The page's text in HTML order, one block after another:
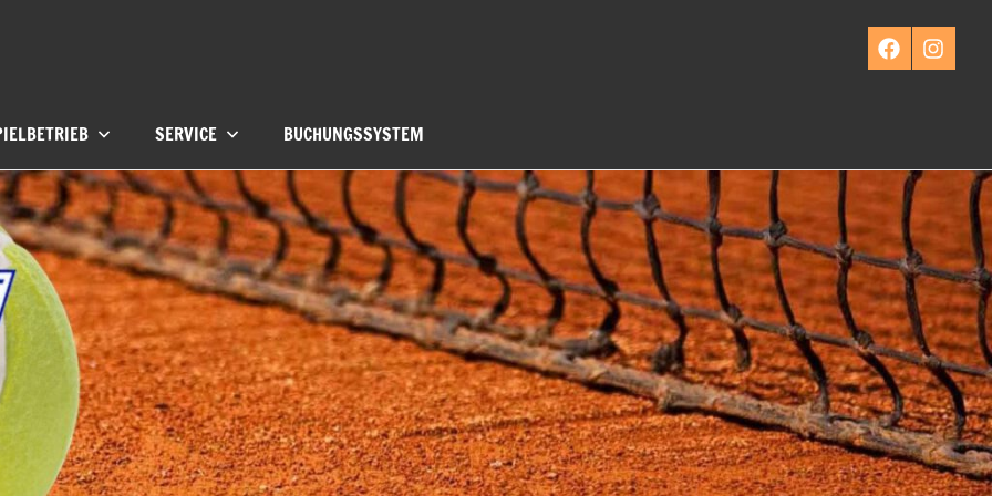
Facebook
SERVICE BUCHUNGSSYSTEM